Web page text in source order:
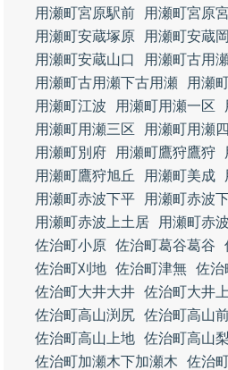
用瀬町宮原駅前
用瀬町宮原
用瀬町安蔵塚原
用瀬町安蔵岡
用瀬町安蔵山口
用瀬町古用
用瀬町古用瀬下古用瀬
用瀬
用瀬町江波
用瀬町用瀬一区
用瀬町用瀬三区
用瀬町用瀬
用瀬町別府
用瀬町鷹狩鷹狩
用瀬町鷹狩旭丘
用瀬町美成
用瀬町赤波下平
用瀬町赤波
用瀬町赤波上土居
用瀬町赤
佐治町小原 佐治町葛谷葛谷
佐治町刈地 佐治町津無 佐治
佐治町大井大井 佐治町大井
佐治町高山渕尻 佐治町高山
佐治町高山上地 佐治町高山
佐治町加瀬木下加瀬木
佐治